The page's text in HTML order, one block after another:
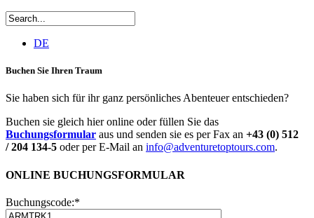
DE
Buchen Sie Ihren Traum
Sie haben sich für ihr ganz persönliches Abenteuer entschieden?
Buchen sie gleich hier online oder füllen Sie das
Buchungsformular aus und senden sie es per Fax an +43 (0) 512
/ 204 134-5 oder per E-Mail an info@adventuretoptours.com.
ONLINE BUCHUNGSFORMULAR
Buchungscode:*